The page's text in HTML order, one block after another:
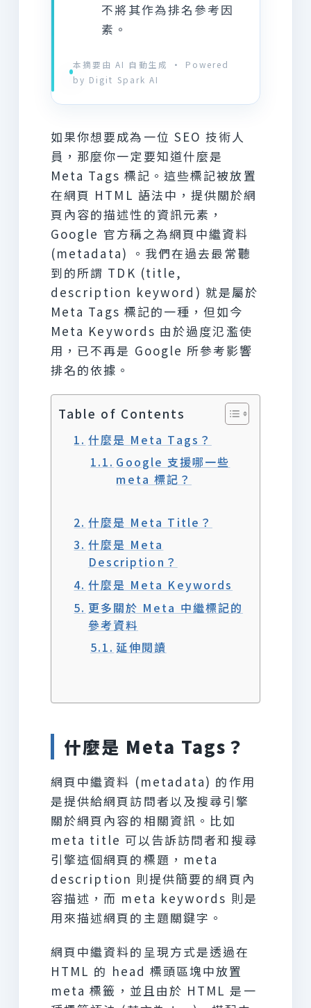
不將其作為排名參考因
素。
本摘要由 AI 自動生成 · Powered
by Digit Spark AI
如果你想要成為一位 SEO 技術人
員，那麼你一定要知道什麼是
Meta Tags 標記。這些標記被放置
在網頁 HTML 語法中，提供關於網
頁內容的描述性的資訊元素，
Google 官方稱之為網頁中繼資料
(metadata) 。我們在過去最常聽
到的所謂 TDK (title,
description keyword) 就是屬於
Meta Tags 標記的一種，但如今
Meta Keywords 由於過度氾濫使
用，已不再是 Google 所參考影響
排名的依據。
Table of Contents
什麼是 Meta Tags？
Google 支援哪一些
meta 標記？
什麼是 Meta Title？
什麼是 Meta
Description？
什麼是 Meta Keywords
更多關於 Meta 中繼標記的
參考資料
延伸閱讀
什麼是 Meta Tags？
網頁中繼資料 (metadata) 的作用
是提供給網頁訪問者以及搜尋引擎
關於網頁內容的相關資訊。比如
meta title 可以告訴訪問者和搜尋
引擎這個網頁的標題，meta
description 則提供簡要的網頁內
容描述，而 meta keywords 則是
用來描述網頁的主題關鍵字。
網頁中繼資料的呈現方式是透過在
HTML 的 head 標頭區塊中放置
meta 標籤，並且由於 HTML 是一